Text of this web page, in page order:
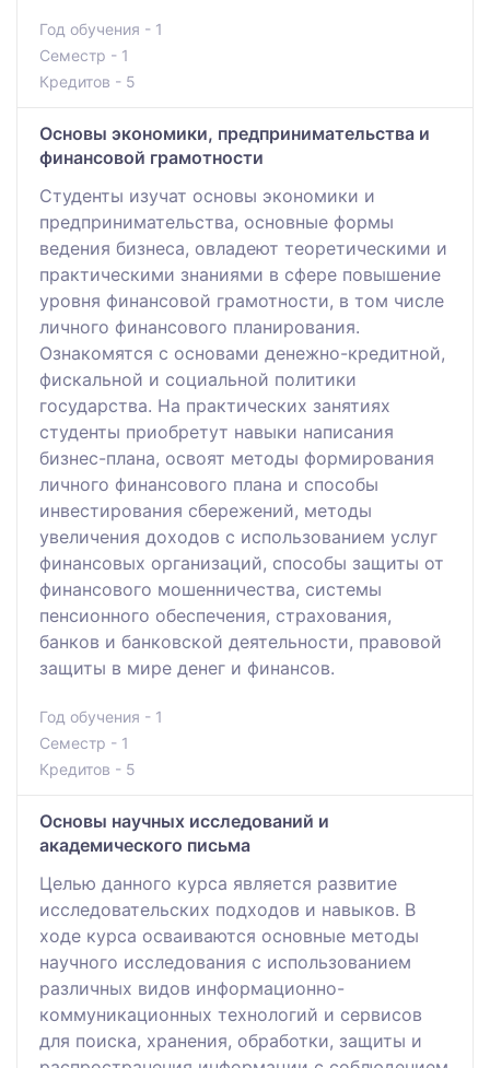
Год обучения - 1
Семестр - 1
Кредитов - 5
Основы экономики, предпринимательства и
финансовой грамотности
Студенты изучат основы экономики и
предпринимательства, основные формы
ведения бизнеса, овладеют теоретическими и
практическими знаниями в сфере повышение
уровня финансовой грамотности, в том числе
личного финансового планирования.
Ознакомятся с основами денежно-кредитной,
фискальной и социальной политики
государства. На практических занятиях
студенты приобретут навыки написания
бизнес-плана, освоят методы формирования
личного финансового плана и способы
инвестирования сбережений, методы
увеличения доходов с использованием услуг
финансовых организаций, способы защиты от
финансового мошенничества, системы
пенсионного обеспечения, страхования,
банков и банковской деятельности, правовой
защиты в мире денег и финансов.
Год обучения - 1
Семестр - 1
Кредитов - 5
Основы научных исследований и
академического письма
Целью данного курса является развитие
исследовательских подходов и навыков. В
ходе курса осваиваются основные методы
научного исследования с использованием
различных видов информационно-
коммуникационных технологий и сервисов
для поиска, хранения, обработки, защиты и